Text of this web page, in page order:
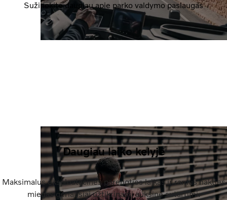
Sužinokite daugiau apie parko valdymo paslaugas
Daugiau laiko kelyje
Maksimalus eksploatacinės parengties laikas ir ramus nakties
miegas geriausiai užtikrinami auksine sutartimi.